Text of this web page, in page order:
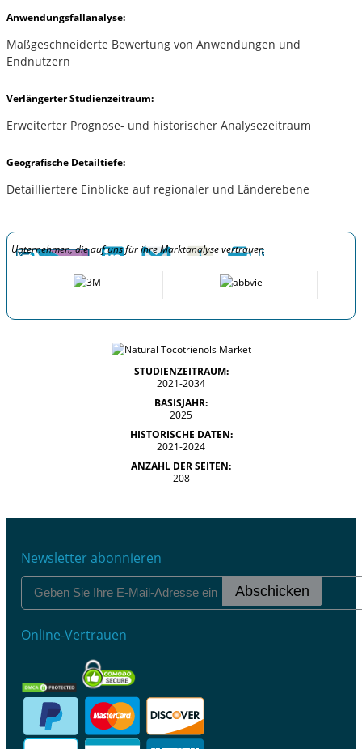
Anwendungsfallanalyse:
Maßgeschneiderte Bewertung von Anwendungen und
Endnutzern
Verlängerter Studienzeitraum:
Erweiterter Prognose- und historischer Analysezeitraum
Geografische Detailtiefe:
Detailliertere Einblicke auf regionaler und Länderebene
Unternehmen, die auf uns für ihre Marktanalyse vertrauen
STUDIENZEITRAUM:
2021-2034
BASISJAHR:
2025
HISTORISCHE DATEN:
2021-2024
ANZAHL DER SEITEN:
208
Newsletter abonnieren
Abschicken
Online-Vertrauen